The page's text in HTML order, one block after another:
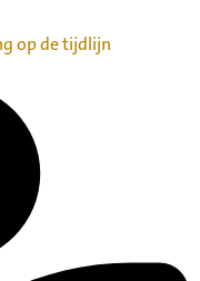
op de tijdlijn